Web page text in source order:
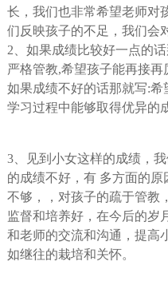
长，我们也非常希望老师对
们反映孩子的不足，我们会
2、如果成绩比较好一点的
严格管教,希望孩子能再接
如果成绩不好的话那就写:
学习过程中能够取得优异的
3、见到小女这样的成绩，
的成绩不好，有 多方面的
不够，，对孩子的疏于管教
监督和培养好，在今后的岁
和老师的交流和沟通，提高
如继往的栽培和关怀。